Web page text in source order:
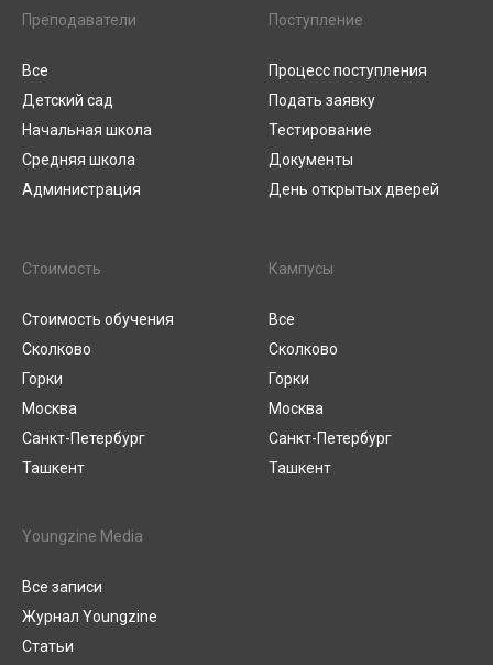
Преподаватели
Все
Детский сад
Начальная школа
Средняя школа
Администрация
Поступление
Процесс поступления
Подать заявку
Тестирование
Документы
День открытых дверей
Стоимость
Стоимость обучения
Сколково
Горки
Москва
Санкт-Петербург
Ташкент
Кампусы
Все
Сколково
Горки
Москва
Санкт-Петербург
Ташкент
Youngzine Media
Все записи
Журнал Youngzine
Статьи